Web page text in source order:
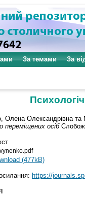
За темами За
Олена Олександрівна та
переміщених осіб
(477kB)
https://